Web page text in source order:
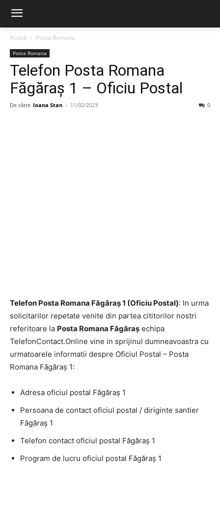
Acasă Posta Romana
Posta Romana
Telefon Posta Romana
Făgăraş 1 – Oficiu Postal
De către Ioana Stan - 11/02/2023 0
Telefon Posta Romana Făgăraş 1 (Oficiu Postal): In urma
solicitarilor repetate venite din partea cititorilor nostri
referitoare la Posta Romana Făgăraş echipa
TelefonContact.Online vine in sprijinul dumneavoastra cu
urmatoarele informatii despre Oficiul Postal – Posta
Romana Făgăraş 1:
Adresa oficiul postal Făgăraş 1
Persoana de contact oficiul postal / diriginte santier
Făgăraş 1
Telefon contact oficiul postal Făgăraş 1
Program de lucru oficiul postal Făgăraş 1